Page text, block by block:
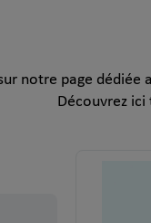
notre page dédiée
Découvrez ici